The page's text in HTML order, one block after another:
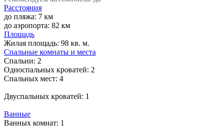
Расстояния
до пляжа: 7 км
до аэропорта: 82 км
Площадь
Жилая площадь: 98 кв. м.
Спальные комнаты и места
Спальни: 2
Односпальных кроватей: 2
Спальных мест: 4
Двуспальных кроватей: 1
Ванные
Ванных комнат: 1